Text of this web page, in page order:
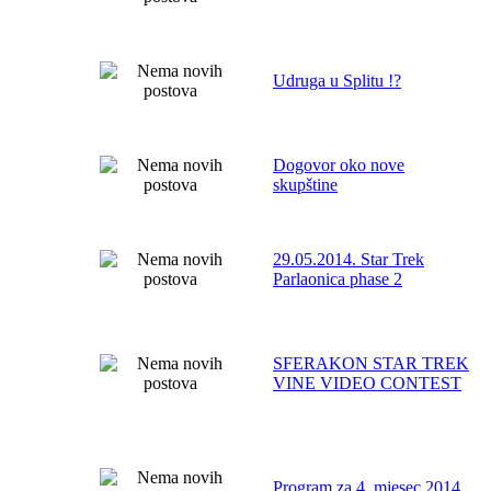
Udruga u Splitu !?
Dogovor oko nove
skupštine
29.05.2014. Star Trek
Parlaonica phase 2
SFERAKON STAR TREK
VINE VIDEO CONTEST
Program za 4. mjesec 2014.